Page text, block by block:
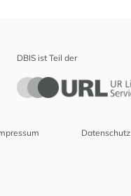
DBIS ist Teil der
Datenschutz